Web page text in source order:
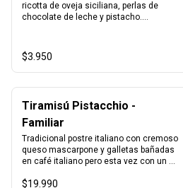
ricotta de oveja siciliana, perlas de
chocolate de leche y pistacho.
$3.950
Tiramisú Pistacchio -
Familiar
Tradicional postre italiano con cremoso
queso mascarpone y galletas bañadas
en café italiano pero esta vez con un
Fuente acrilico, 6-8 porc.
$19.990